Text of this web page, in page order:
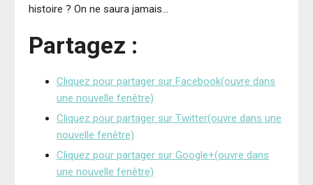
histoire ? On ne saura jamais…
Partagez :
Cliquez pour partager sur Facebook(ouvre dans
une nouvelle fenêtre)
Cliquez pour partager sur Twitter(ouvre dans une
nouvelle fenêtre)
Cliquez pour partager sur Google+(ouvre dans
une nouvelle fenêtre)